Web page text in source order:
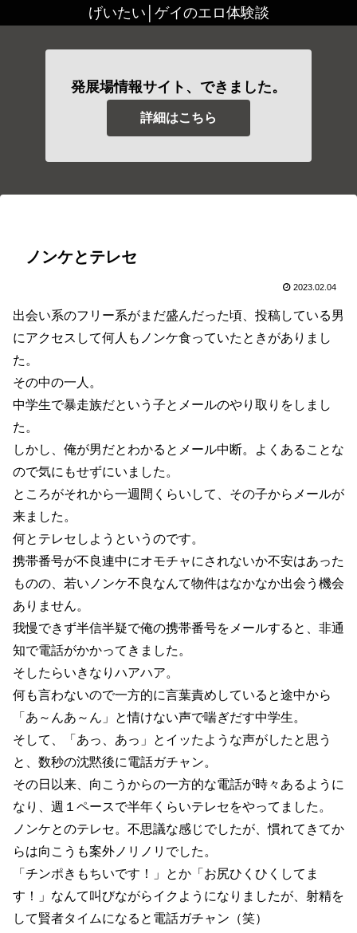
げいたい│ゲイのエロ体験談
発展場情報サイト、できました。
詳細はこちら
ノンケとテレセ
2023.02.04
出会い系のフリー系がまだ盛んだった頃、投稿している男
にアクセスして何人もノンケ食っていたときがありまし
た。
その中の一人。
中学生で暴走族だという子とメールのやり取りをしまし
た。
しかし、俺が男だとわかるとメール中断。よくあることな
ので気にもせずにいました。
ところがそれから一週間くらいして、その子からメールが
来ました。
何とテレセしようというのです。
携帯番号が不良連中にオモチャにされないか不安はあった
ものの、若いノンケ不良なんて物件はなかなか出会う機会
ありません。
我慢できず半信半疑で俺の携帯番号をメールすると、非通
知で電話がかかってきました。
そしたらいきなりハアハア。
何も言わないので一方的に言葉責めしていると途中から
「あ～んあ～ん」と情けない声で喘ぎだす中学生。
そして、「あっ、あっ」とイッたような声がしたと思う
と、数秒の沈黙後に電話ガチャン。
その日以来、向こうからの一方的な電話が時々あるように
なり、週１ペースで半年くらいテレセをやってました。
ノンケとのテレセ。不思議な感じでしたが、慣れてきてか
らは向こうも案外ノリノリでした。
「チンポきもちいです！」とか「お尻ひくひくしてま
す！」なんて叫びながらイクようになりましたが、射精を
して賢者タイムになると電話ガチャン（笑）